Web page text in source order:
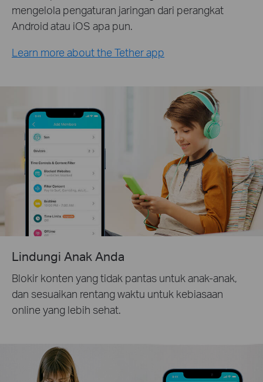
mengelola pengaturan jaringan dari perangkat
Android atau iOS apa pun.
Learn more about the Tether app
Lindungi Anak Anda
Blokir konten yang tidak pantas untuk anak-anak,
dan sesuaikan rentang waktu untuk kebiasaan
online yang lebih sehat.